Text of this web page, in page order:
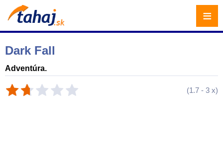
Dark Fall
Adventúra.
(1.7 - 3 x)
≡